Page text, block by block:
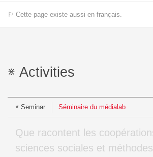
⚐ Cette page existe aussi en français.
Activities
Seminar Séminaire du médialab
Que racontent les coopérations entre
sciences sociales et méthodes